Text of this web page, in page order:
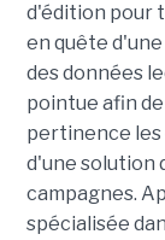
d'édition pour
en quête
des données
pointue afin
pertinence les
d'une solution
campagnes.
spécialisée